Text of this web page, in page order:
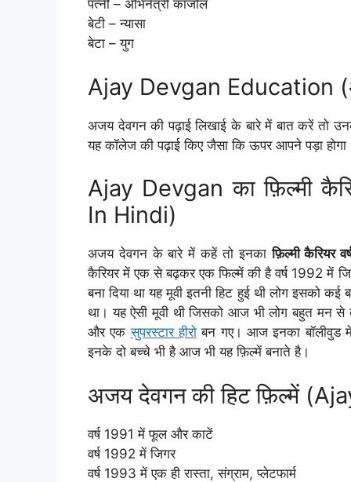
पत्नी – अभिनेत्री काजोल
बेटी – न्यासा
बेटा – युग
Ajay Devgan Education
अजय देवगन की पढ़ाई लिखाई के बारे में बात करें तो
यह कॉलेज की पढ़ाई किए जैसा कि ऊपर आपने पड़ा होगा
Ajay Devgan का फ़िल्मी
In Hindi)
अजय देवगन के बारे में कहें तो इनकाफ़िल्मी कैरियर
कैरियर में एक से बढ़कर एक फिल्में की है वर्ष 1992 में
बना दिया था यह मूवी इतनी हिट हुई थी लोग इसको
था। यह ऐसी मूवी थी जिसको आज भी लोग बहुत
और एकसुपरस्टार हीरो बन गए। आज इनका बॉलीवुड में
इनके दो बच्चे भी है आज भी यह फ़िल्में बनाते है।
अजय देवगन की हिट फ़िल्में
वर्ष 1991 में फूल और काटें
वर्ष 1992 में जिगर
वर्ष 1993 में एक ही रास्ता, संग्राम, प्लेटफार्म